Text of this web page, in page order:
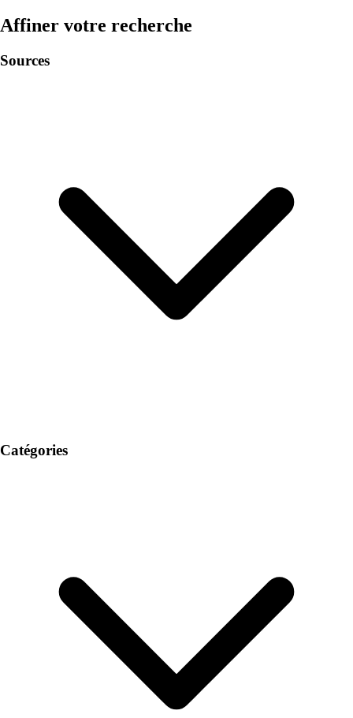
Affiner votre recherche
Sources
Catégories